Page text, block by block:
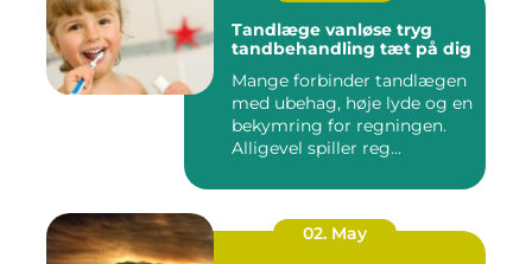
Tandlæge vanløse tryg
tandbehandling tæt på dig
Mange forbinder tandlægen
med ubehag, høje lyde og en
bekymring for regningen.
Alligevel spiller reg...
02. May